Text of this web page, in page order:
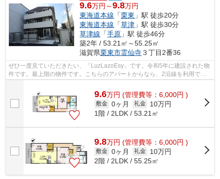
9.6万円～9.8万円
東海道本線 「栗東 」駅 徒歩20分
東海道本線 「草津 」駅 徒歩30分
草津線 「手原 」駅 徒歩46分
築2年 / 53.21㎡～55.25㎡
滋賀県栗東市霊仙寺３丁目2番36
ぜひ一度見ていただきたい、「LuzLazoEsy」です。令和5年に建設された物
件です。最上階の物件です。こちらのアパートからなら、2沿線を利用でき
9.6万円 (管理費等：6,000円 )
敷金 0ヶ月 礼金
10万円
1階 / 2LDK / 53.21㎡
9.8万円 (管理費等：6,000円 )
敷金 0ヶ月 礼金
10万円
2階 / 2LDK / 55.25㎡